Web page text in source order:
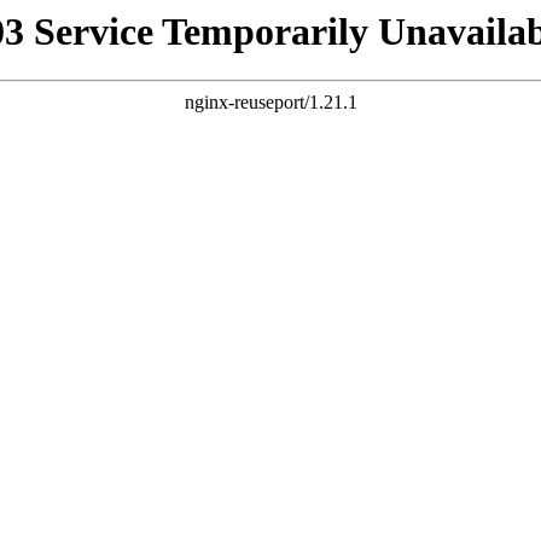
Service Temporarily
nginx-reuseport/1.21.1